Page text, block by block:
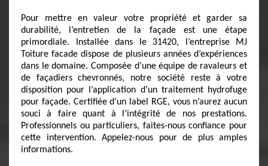
Pour mettre en valeur votre propriété et garder sa
durabilité, l’entretien de la façade est une étape
primordiale. Installée dans le 31420, l’entreprise MJ
Toiture facade dispose de plusieurs années d’expériences
dans le domaine. Composée d’une équipe de ravaleurs et
de façadiers chevronnés, notre société reste à votre
disposition pour l’application d’un traitement hydrofuge
pour façade. Certifiée d’un label RGE, vous n’aurez aucun
souci à faire quant à l’intégrité de nos prestations.
Professionnels ou particuliers, faites-nous confiance pour
cette intervention. Appelez-nous pour de plus amples
informations.